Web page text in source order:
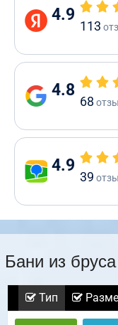
4.9
113
4.8
68
4.9
39
Бани из
Тип